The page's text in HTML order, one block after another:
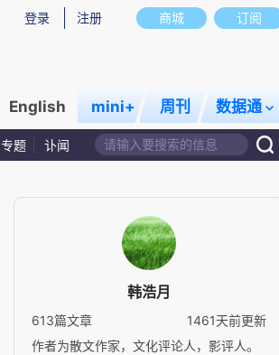
商城 订阅
登录 注册
English mini+ 周刊 数据通
专题 讣闻
韩浩月
613篇文章
1461天前更新
作者为散文作家，文化评论人，影评人。